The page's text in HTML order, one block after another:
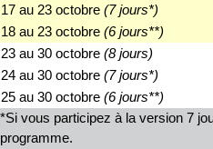
17 au 23 octobre (7 jours*)
18 au 23 octobre (6 jours**)
23 au 30 octobre (8 jours)
24 au 30 octobre (7 jours*)
25 au 30 octobre (6 jours**)
*Si vous participez à la version 7
programme.